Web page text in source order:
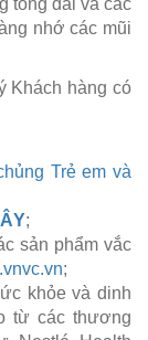
tổng đài và các
nhớ các mũi
Khách hàng có
Trẻ em và
;
sản phẩm vắc
;
khỏe và dinh
từ các thương